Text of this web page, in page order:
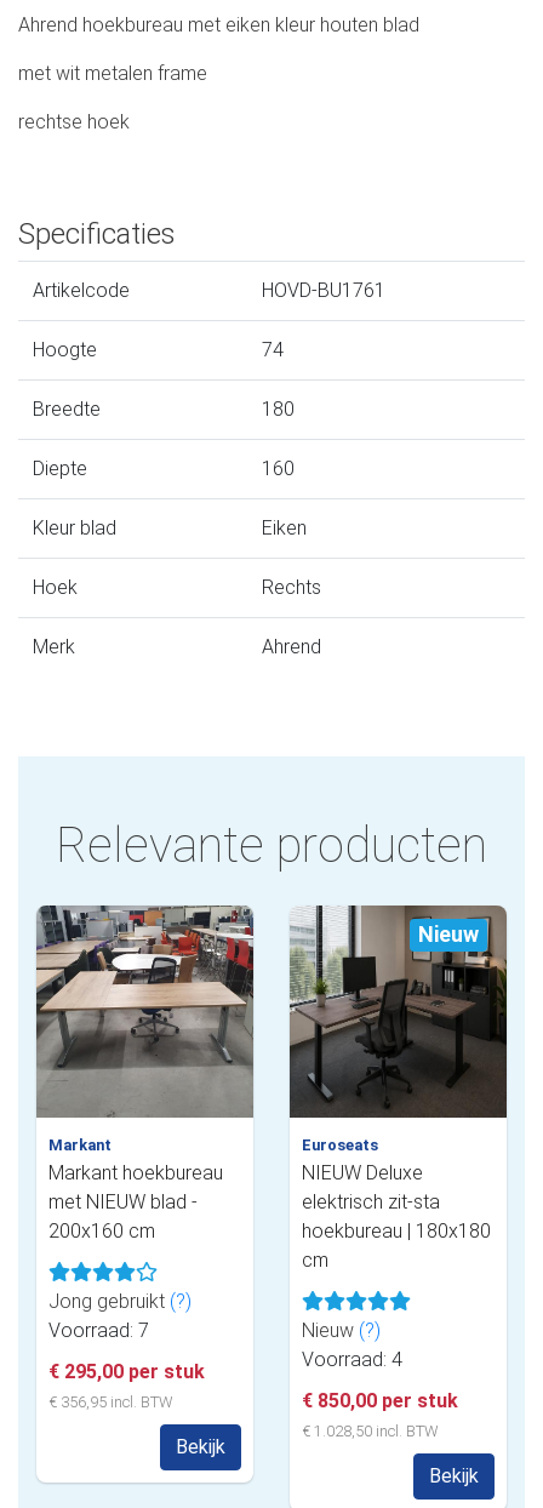
Ahrend hoekbureau met eiken kleur houten blad
met wit metalen frame
rechtse hoek
Specificaties
Artikelcode HOVD-BU1761
Hoogte 74
Breedte 180
Diepte 160
Kleur blad Eiken
Hoek Rechts
Merk Ahrend
Relevante producten
Markant
Markant hoekbureau
met NIEUW blad -
200x160 cm
Jong gebruikt (?)
Voorraad: 7
€ 295,00 per stuk
€ 356,95 incl. BTW
Bekijk
Nieuw
Euroseats
NIEUW Deluxe
elektrisch zit-sta
hoekbureau | 180x180
cm
Nieuw (?)
Voorraad: 4
€ 850,00 per stuk
€ 1.028,50 incl. BTW
Bekijk